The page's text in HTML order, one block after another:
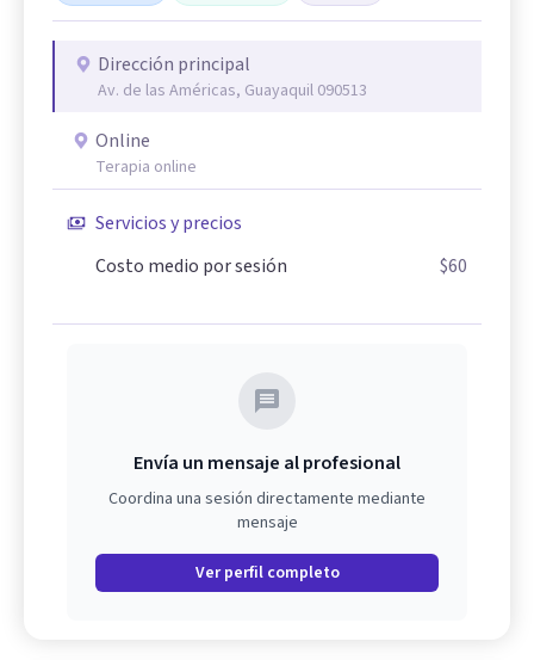
Dirección principal
Av. de las Américas, Guayaquil 090513
Online
Terapia online
Servicios y precios
Costo medio por sesión
$60
Envía un mensaje al profesional
Coordina una sesión directamente mediante
mensaje
Ver perfil completo